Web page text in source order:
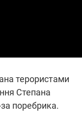
терористами
Степана
поребрика.